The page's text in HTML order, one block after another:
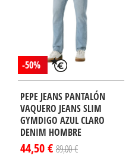
-50%
PEPE JEANS PANTALÓN
VAQUERO JEANS SLIM
GYMDIGO AZUL CLARO
DENIM HOMBRE
44,50 € 89,00 €